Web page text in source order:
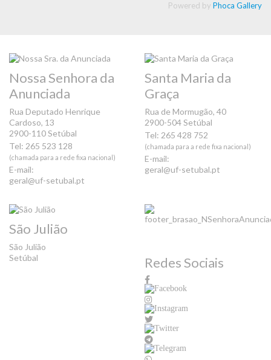
Powered by Phoca Gallery
Nossa Senhora da
Anunciada
Rua Deputado Henrique
Cardoso, 13
2900-110 Setúbal
Tel: 265 523 128
(chamada para a rede fixa nacional)
E-mail:
geral@uf-setubal.pt
Santa Maria da
Graça
Rua de Mormugão, 40
2900-504 Setúbal
Tel: 265 428 752
(chamada para a rede fixa nacional)
E-mail:
geral@uf-setubal.pt
São Julião
São Julião
Setúbal
Redes Sociais